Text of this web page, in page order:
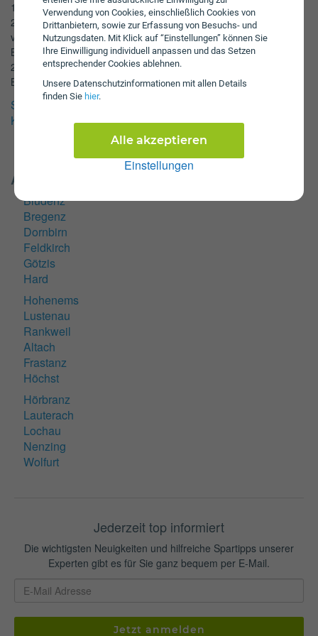
Verwendung von Cookies, einschließlich Cookies von
Drittanbietern, sowie zur Erfassung von Besuchs- und
Nutzungsdaten. Mit Klick auf “Einstellungen” können Sie
Ihre Einwilligung individuell anpassen und das Setzen
entsprechender Cookies ablehnen.
Unsere Daten­schutz­informationen mit allen Details
finden Sie hier.
Einstellungen
Alle akzeptieren
1,3% pro Jahr (auf Basis der Entwicklung der Einwohnerzahl von
2001 auf 2006: von 13,9 Tsd. auf 14,8 Tsd.). Der Schuldenstand
von Hohenems beträgt 28,6 Mio. Euro (Daten aus 2009). Der
Bevölkerungsanteil der unter 20-jährigen beträgt in Hohenems
24,6%. Die schöne österreichische Stadt Hohenems liegt im
Bundesland Vorarlberg.
Stromanbieter für Hohenems
KFZ-Zulassungsstellen für Hohenems
Andere Städte in Vorarlberg
Bludenz
Bregenz
Dornbirn
Feldkirch
Götzis
Hard
Hohenems
Lustenau
Rankweil
Altach
Frastanz
Höchst
Hörbranz
Lauterach
Lochau
Nenzing
Wolfurt
Jederzeit top informiert
Die wichtigsten Neuigkeiten und hilfreiche Spartipps unserer
Experten gibt es für Sie ganz bequem per E-Mail.
Jetzt anmelden